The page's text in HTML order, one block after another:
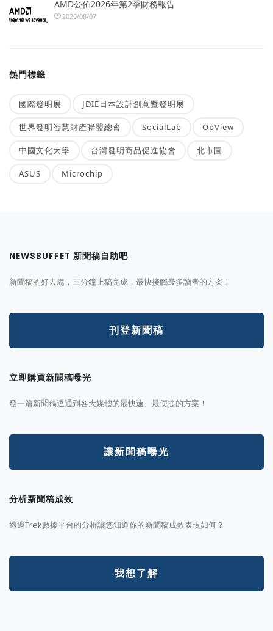
AMD公佈2026年第2季財務報告
2026/08/07
熱門標籤
國際發明展 JDIE日本設計創意暨發明展
世界發明智慧財產聯盟總會 SocialLab OpView
中國文化大學 台灣發明商品促進協會 北市圖
ASUS Microchip
NEWSBUFFET 新聞稿自助吧
新聞稿的好去處，三分鐘上稿完成，最快接觸最多讀者的方案！
刊登新聞稿
立即購買新聞稿曝光
發一篇新聞稿透通到各大媒體的最快速、最便捷的方案！
讓新聞稿曝光
分析新聞稿成效
透過Trek數據平台的分析讓您知道你的新聞稿成效表現如何？
我想了解